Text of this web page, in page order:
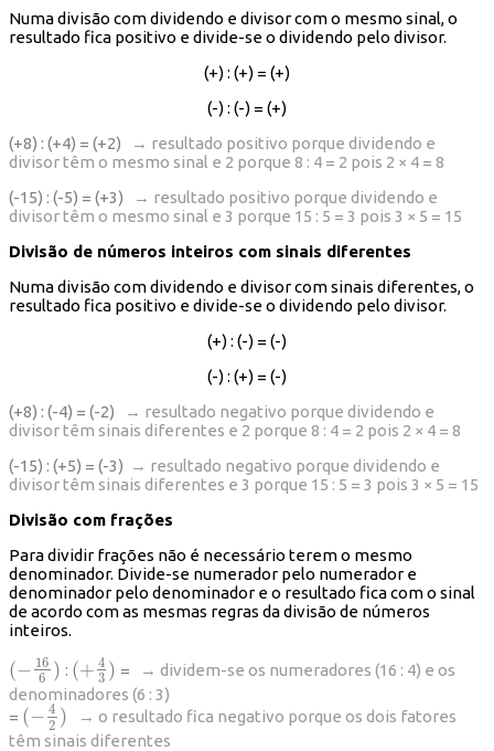
Numa divisão com dividendo e divisor com o mesmo sinal, o
resultado fica positivo e divide-se o dividendo pelo divisor.
(+) : (+) = (+)
(-) : (-) = (+)
(+8) : (+4) = (+2) → resultado positivo porque dividendo e
divisor têm o mesmo sinal e 2 porque 8 : 4 = 2 pois 2 × 4 = 8
(-15) : (-5) = (+3)
→ resultado positivo porque dividendo e
divisor têm o mesmo sinal e 3 porque 15 : 5 = 3 pois 3 × 5 = 15
Divisão de números inteiros com sinais diferentes
Numa divisão com dividendo e divisor com sinais diferentes, o
resultado fica positivo e divide-se o dividendo pelo divisor.
(+) : (-) = (-)
(-) : (+) = (-)
(+8) : (-4) = (-2)
→ resultado negativo porque dividendo e
divisor têm sinais diferentes e 2 porque 8 : 4 = 2 pois 2 × 4 = 8
(-15) : (+5) = (-3) → resultado negativo porque dividendo e
divisor têm sinais diferentes e 3 porque 15 : 5 = 3 pois 3 × 5 = 15
Divisão com frações
Para dividir frações não é necessário terem o mesmo
denominador. Divide-se numerador pelo numerador e
denominador pelo denominador e o resultado fica com o sinal
de acordo com as mesmas regras da divisão de números
inteiros.
(− 16
6 )
( −166) : (+ 4
3 )
(+43) =
→ dividem-se os numeradores (16 : 4) e os
denominadores (6 : 3)
= (− 4
2 )
( −42)
→ o resultado fica negativo porque os dois fatores
têm sinais diferentes